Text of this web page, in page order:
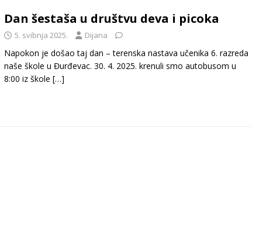
Dan šestaša u društvu deva i picoka
5. svibnja 2025. Dijana
Napokon je došao taj dan – terenska nastava učenika 6. razreda
naše škole u Đurđevac. 30. 4. 2025. krenuli smo autobusom u
8:00 iz škole […]